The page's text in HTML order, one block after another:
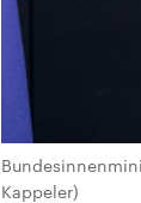
Kappeler)